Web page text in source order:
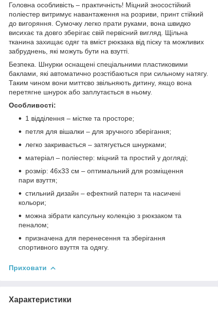
Головна особливість – практичність! Міцний зносостійкий
поліестер витримує навантаження на розриви, принт стійкий
до вигоряння. Сумочку легко прати руками, вона швидко
висихає та довго зберігає свій первісний вигляд. Щільна
тканина захищає одяг та вміст рюкзака від піску та можливих
забруднень, які можуть бути на взутті.
Безпека. Шнурки оснащені спеціальними пластиковими
баклами, які автоматично розстібаються при сильному натягу.
Таким чином вони миттєво звільняють дитину, якщо вона
перетягне шнурок або заплутається в ньому.
Особливості:
1 відділення – містке та просторе;
петля для вішалки – для зручного зберігання;
легко закривається – затягується шнурками;
матеріал – поліестер: міцний та простий у догляді;
розмір: 46x33 см – оптимальний для розміщення
пари взуття;
стильний дизайн – ефектний патерн та насичені
кольори;
можна зібрати капсульну колекцію з рюкзаком та
пеналом;
призначена для перенесення та зберігання
спортивного взуття та одягу.
Приховати
Характеристики